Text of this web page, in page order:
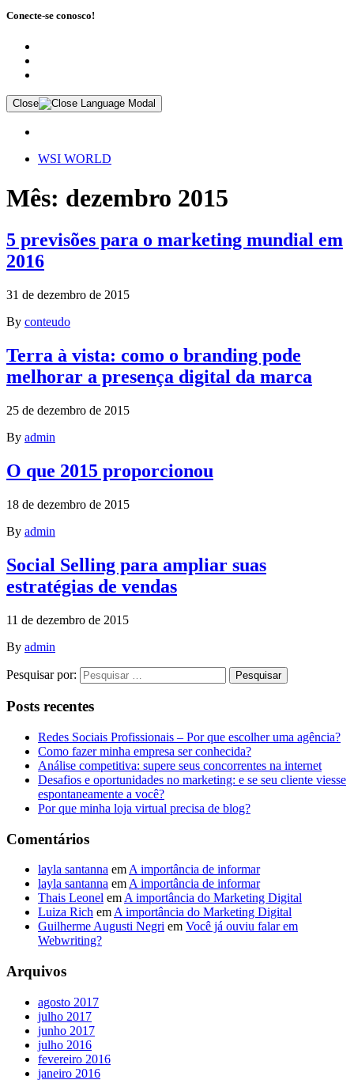
Conecte-se conosco!
Close
WSI WORLD
Mês: dezembro 2015
5 previsões para o marketing mundial em
2016
31 de dezembro de 2015
By conteudo
Terra à vista: como o branding pode
melhorar a presença digital da marca
25 de dezembro de 2015
By admin
O que 2015 proporcionou
18 de dezembro de 2015
By admin
Social Selling para ampliar suas
estratégias de vendas
11 de dezembro de 2015
By admin
Pesquisar por:
Posts recentes
Redes Sociais Profissionais – Por que escolher uma agência?
Como fazer minha empresa ser conhecida?
Análise competitiva: supere seus concorrentes na internet
Desafios e oportunidades no marketing: e se seu cliente viesse
espontaneamente a você?
Por que minha loja virtual precisa de blog?
Comentários
layla santanna emA importância de informar
layla santanna emA importância de informar
Thais Leonel emA importância do Marketing Digital
Luiza Rich emA importância do Marketing Digital
Guilherme Augusti Negri em Você já ouviu falar em
Webwriting?
Arquivos
agosto 2017
julho 2017
junho 2017
julho 2016
fevereiro 2016
janeiro 2016